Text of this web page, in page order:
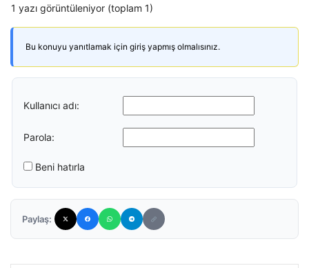
1 yazı görüntüleniyor (toplam 1)
Bu konuyu yanıtlamak için giriş yapmış olmalısınız.
Kullanıcı adı:
Parola:
Beni hatırla
Paylaş: